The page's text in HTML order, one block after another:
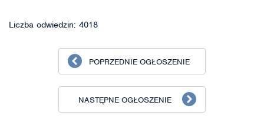
Liczba odwiedzin: 4018
POPRZEDNIE OGŁOSZENIE
NASTĘPNE OGŁOSZENIE